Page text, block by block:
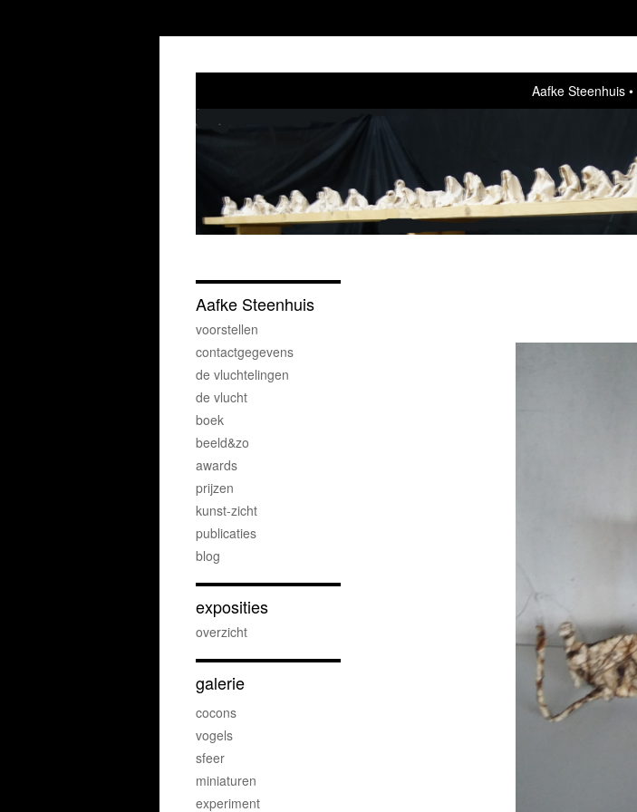
Aafke Steenhuis
Aafke Steenhuis
voorstellen
contactgegevens
de vluchtelingen
de vlucht
boek
beeld&zo
awards
prijzen
kunst-zicht
publicaties
blog
exposities
overzicht
galerie
cocons
vogels
sfeer
miniaturen
experiment